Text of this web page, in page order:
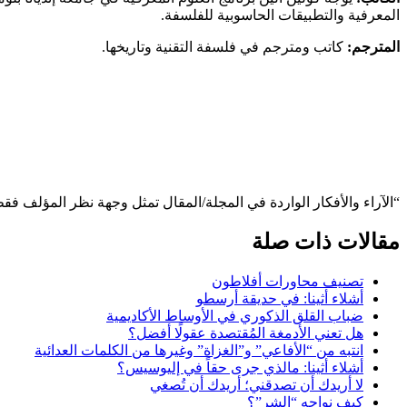
المعرفية والتطبيقات الحاسوبية للفلسفة.
المترجم: كاتب ومترجم في فلسفة التقنية وتاريخها.
“الآراء والأفكار الواردة في المجلة/المقال تمثل وجهة نظر المؤلف
مقالات ذات صلة
تصنيف محاورات أفلاطون
أشلاء أثينا: في حديقة أرسطو
ضباب القلق الذكوري في الأوساط الأكاديمية
هل تعني الأدمغة المُقتصدة عقولًا أفضل؟
انتبه من “الأفاعي” و”الغزاة” وغيرها من الكلمات العدائية
أشلاء أثينا: مالذي جرى حقاً في إليوسيس؟
لا أريدك أن تصدقني؛ أريدك أن تُصغي
كيف نواجه “الشر”؟